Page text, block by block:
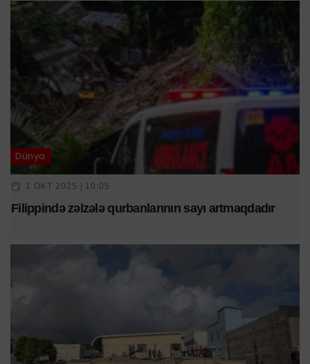
Dünya
1 OKT 2025 | 10:05
Filippində zəlzələ qurbanlarının sayı artmaqdadır